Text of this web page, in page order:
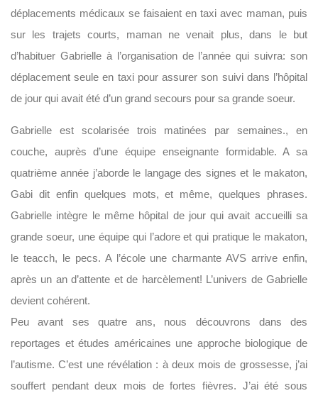
déplacements médicaux se faisaient en taxi avec maman, puis
sur les trajets courts, maman ne venait plus, dans le but
d’habituer Gabrielle à l’organisation de l’année qui suivra: son
déplacement seule en taxi pour assurer son suivi dans l’hôpital
de jour qui avait été d’un grand secours pour sa grande soeur.
Gabrielle est scolarisée trois matinées par semaines., en
couche, auprès d’une équipe enseignante formidable. A sa
quatrième année j’aborde le langage des signes et le makaton,
Gabi dit enfin quelques mots, et même, quelques phrases.
Gabrielle intègre le même hôpital de jour qui avait accueilli sa
grande soeur, une équipe qui l’adore et qui pratique le makaton,
le teacch, le pecs. A l’école une charmante AVS arrive enfin,
après un an d’attente et de harcèlement! L’univers de Gabrielle
devient cohérent.
Peu avant ses quatre ans, nous découvrons dans des
reportages et études américaines une approche biologique de
l’autisme. C’est une révélation : à deux mois de grossesse, j’ai
souffert pendant deux mois de fortes fièvres. J’ai été sous